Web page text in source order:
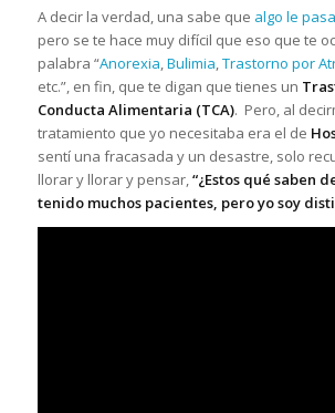
A decir la verdad, una sabe que algo le
pero se te hace muy difícil que eso que te
palabra “Anorexia,Bulimia,Trastorno por
etc.”, en fin, que te digan que tienes un
Conducta Alimentaria (TCA). Pero, al
tratamiento que yo necesitaba era el de
sentí una fracasada y un desastre, solo
llorar y llorar y pensar,“¿Estos qué saben
tenido muchos pacientes, pero yo soy